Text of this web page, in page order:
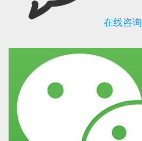
可信网站信用评 网络警察提醒你
在线咨询